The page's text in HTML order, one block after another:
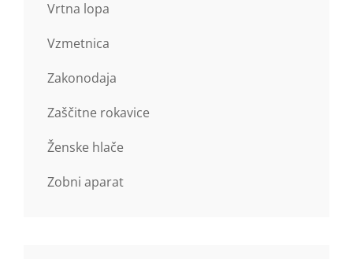
Vrtna lopa
Vzmetnica
Zakonodaja
Zaščitne rokavice
Ženske hlače
Zobni aparat